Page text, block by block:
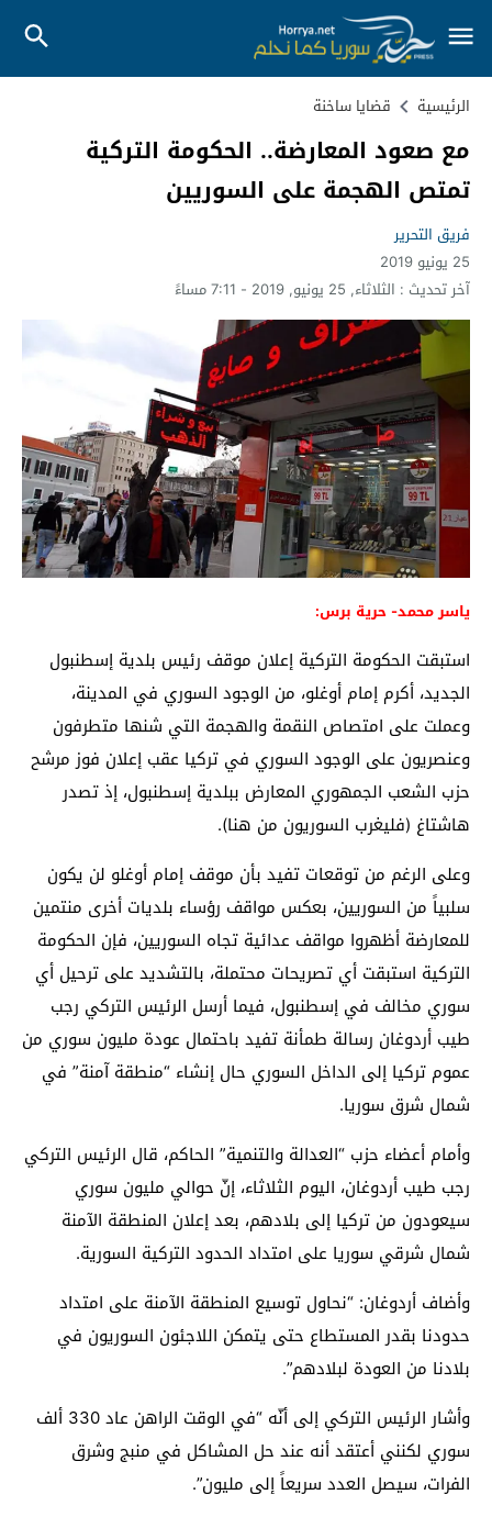
الرئيسية قضايا ساخنة
مع صعود المعارضة.. الحكومة التركية
تمتص الهجمة على السوريين
فريق التحرير
25 يونيو 2019
آخر تحديث : الثلاثاء, 25 يونيو, 2019 - 7:11 مساءً
ياسر محمد- حرية برس:
استبقت الحكومة التركية إعلان موقف رئيس بلدية إسطنبول
الجديد، أكرم إمام أوغلو، من الوجود السوري في المدينة،
وعملت على امتصاص النقمة والهجمة التي شنها متطرفون
وعنصريون على الوجود السوري في تركيا عقب إعلان فوز مرشح
حزب الشعب الجمهوري المعارض ببلدية إسطنبول، إذ تصدر
هاشتاغ (فليغرب السوريون من هنا).
وعلى الرغم من توقعات تفيد بأن موقف إمام أوغلو لن يكون
سلبياً من السوريين، بعكس مواقف رؤساء بلديات أخرى منتمين
للمعارضة أظهروا مواقف عدائية تجاه السوريين، فإن الحكومة
التركية استبقت أي تصريحات محتملة، بالتشديد على ترحيل أي
سوري مخالف في إسطنبول، فيما أرسل الرئيس التركي رجب
طيب أردوغان رسالة طمأنة تفيد باحتمال عودة مليون سوري من
عموم تركيا إلى الداخل السوري حال إنشاء “منطقة آمنة” في
شمال شرق سوريا.
وأمام أعضاء حزب “العدالة والتنمية” الحاكم، قال الرئيس التركي
رجب طيب أردوغان، اليوم الثلاثاء، إنّ حوالي مليون سوري
سيعودون من تركيا إلى بلادهم، بعد إعلان المنطقة الآمنة
شمال شرقي سوريا على امتداد الحدود التركية السورية.
وأضاف أردوغان: “نحاول توسيع المنطقة الآمنة على امتداد
حدودنا بقدر المستطاع حتى يتمكن اللاجئون السوريون في
بلادنا من العودة لبلادهم”.
وأشار الرئيس التركي إلى أنّه “في الوقت الراهن عاد 330 ألف
سوري لكنني أعتقد أنه عند حل المشاكل في منبج وشرق
الفرات، سيصل العدد سريعاً إلى مليون”.